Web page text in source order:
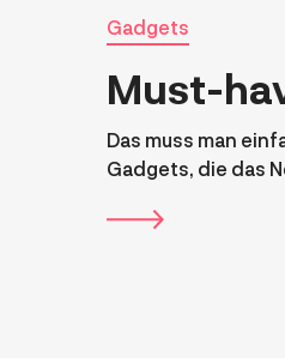
Gadgets
Must-
Das muss man
Gadgets, die das